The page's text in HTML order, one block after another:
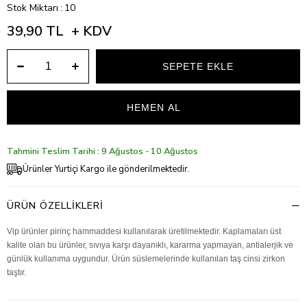
Stok Miktarı : 10
39,90 TL + KDV
Tahmini Teslim Tarihi : 9 Ağustos - 10 Ağustos
Ürünler Yurtiçi Kargo ile gönderilmektedir.
ÜRÜN ÖZELLIKLERI
Vip ürünler pirinç hammaddesi kullanılarak üretilmektedir. Kaplamaları üst
kalite olan bu ürünler, sıvıya karşı dayanıklı, kararma yapmayan, antialerjik ve
günlük kullanıma uygundur. Ürün süslemelerinde kullanılan taş cinsi zirkon
taştır.